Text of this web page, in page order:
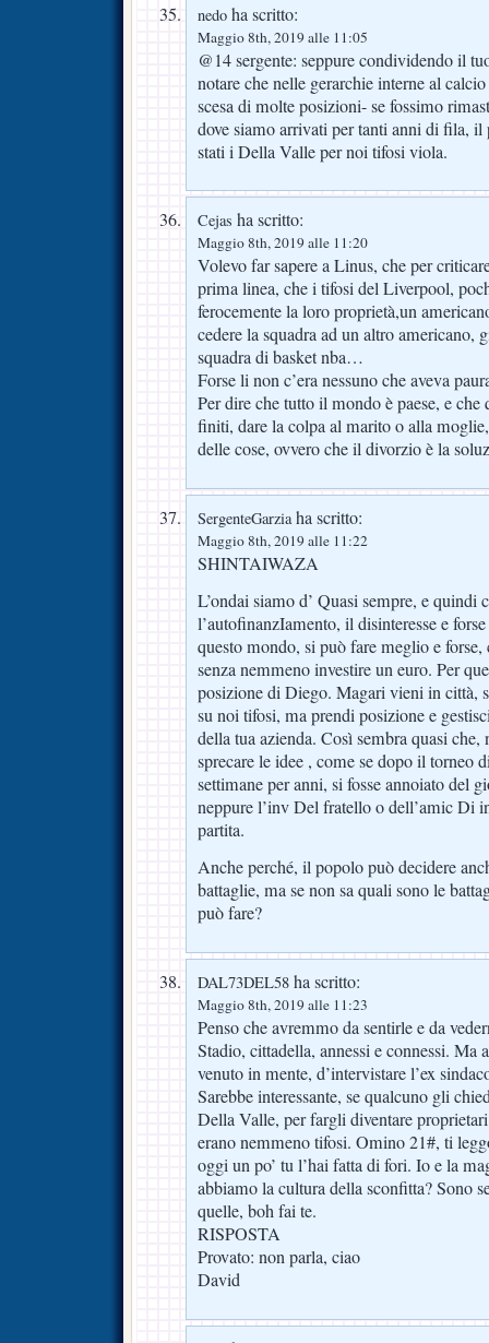
nedo ha scritto:
Maggio 8th, 2019 alle 11:05
@14 sergente: seppure condividendo il
notare che nelle gerarchie interne al
scesa di molte posizioni- se fossimo
dove siamo arrivati per tanti anni di fila, il
stati i Della Valle per noi tifosi viola.
Cejas ha scritto:
Maggio 8th, 2019 alle 11:20
Volevo far sapere a Linus, che per
prima linea, che i tifosi del Liverpool,
ferocemente la loro proprietà,un
cedere la squadra ad un altro americano,
squadra di basket nba…
Forse li non c’era nessuno che aveva
Per dire che tutto il mondo è paese, e
finiti, dare la colpa al marito o alla
delle cose, ovvero che il divorzio è la
SergenteGarziaha scritto:
Maggio 8th, 2019 alle 11:22
SHINTAIWAZA
L’ondai siamo d’ Quasi sempre, e quindi
l’autofinanzIamento, il disinteresse e
questo mondo, si può fare meglio e
senza nemmeno investire un euro. Per
posizione di Diego. Magari vieni in città,
su noi tifosi, ma prendi posizione e
della tua azienda. Così sembra quasi
sprecare le idee , come se dopo il torneo
settimane per anni, si fosse annoiato del
neppure l’inv Del fratello o dell’amic Di
partita.
Anche perché, il popolo può decidere
battaglie, ma se non sa quali sono le
può fare?
DAL73DEL58 ha scritto:
Maggio 8th, 2019 alle 11:23
Penso che avremmo da sentirle e da
Stadio, cittadella, annessi e connessi. Ma
venuto in mente, d’intervistare l’ex
Sarebbe interessante, se qualcuno gli
Della Valle, per fargli diventare
erano nemmeno tifosi. Omino 21#, ti
oggi un po’ tu l’hai fatta di fori. Io e la
abbiamo la cultura della sconfitta? Sono
quelle, boh fai te.
RISPOSTA
Provato: non parla, ciao
David